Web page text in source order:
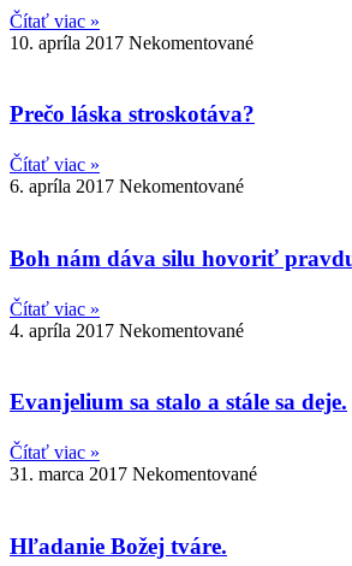
Čítať viac »
10. apríla 2017 Nekomentované
Prečo láska stroskotáva?
Čítať viac »
6. apríla 2017 Nekomentované
Boh nám dáva silu hovoriť
Čítať viac »
4. apríla 2017 Nekomentované
Evanjelium sa stalo a stále sa deje.
Čítať viac »
31. marca 2017 Nekomentované
Hľadanie Božej tváre.